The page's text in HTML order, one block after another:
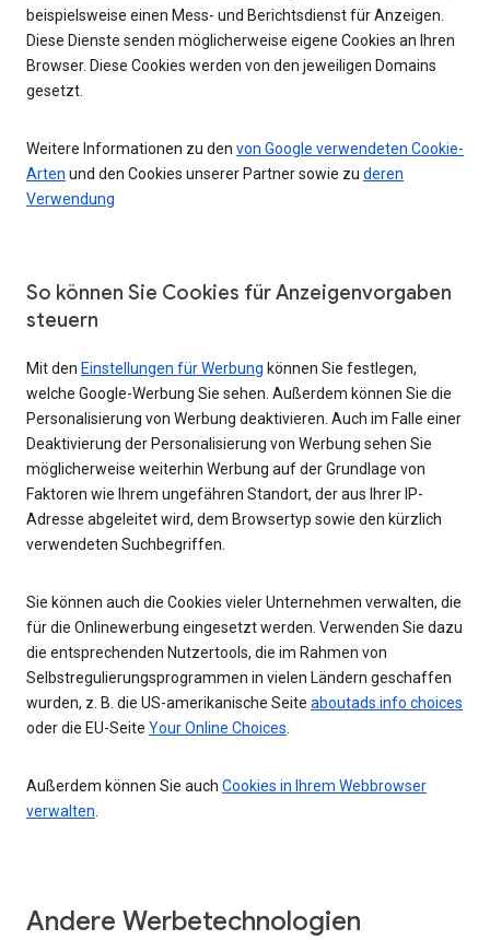
beispielsweise einen Mess- und Berichtsdienst für Anzeigen.
Diese Dienste senden möglicherweise eigene Cookies an Ihren
Browser. Diese Cookies werden von den jeweiligen Domains
gesetzt.
Weitere Informationen zu den von Google verwendeten Cookie-
Arten und den Cookies unserer Partner sowie zu deren
Verwendung
So können Sie Cookies für Anzeigenvorgaben
steuern
Mit den Einstellungen für Werbung können Sie festlegen,
welche Google-Werbung Sie sehen. Außerdem können Sie die
Personalisierung von Werbung deaktivieren. Auch im Falle einer
Deaktivierung der Personalisierung von Werbung sehen Sie
möglicherweise weiterhin Werbung auf der Grundlage von
Faktoren wie Ihrem ungefähren Standort, der aus Ihrer IP-
Adresse abgeleitet wird, dem Browsertyp sowie den kürzlich
verwendeten Suchbegriffen.
Sie können auch die Cookies vieler Unternehmen verwalten, die
für die Onlinewerbung eingesetzt werden. Verwenden Sie dazu
die entsprechenden Nutzertools, die im Rahmen von
Selbstregulierungsprogrammen in vielen Ländern geschaffen
wurden, z. B. die US-amerikanische Seite aboutads.info choices
oder die EU-Seite Your Online Choices.
Außerdem können Sie auch Cookies in Ihrem Webbrowser
verwalten.
Andere Werbetechnologien